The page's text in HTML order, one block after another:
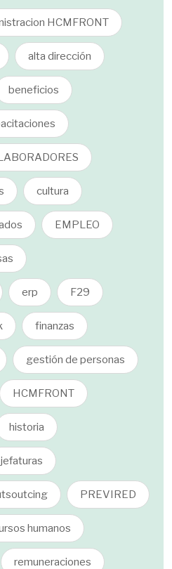
HCMFRONT
alta dirección
beneficios
cultura
EMPLEO
erp F29
finanzas
gestión de personas
HCMFRONT
historia
jefaturas
PREVIRED
humanos
remuneraciones